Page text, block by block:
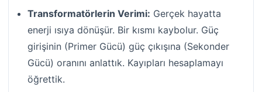
Transformatörlerin Verimi: Gerçek hayatta
enerji ısıya dönüşür. Bir kısmı kaybolur. Güç
girişinin (Primer Gücü) güç çıkışına (Sekonder
Gücü) oranını anlattık. Kayıpları hesaplamayı
öğrettik.